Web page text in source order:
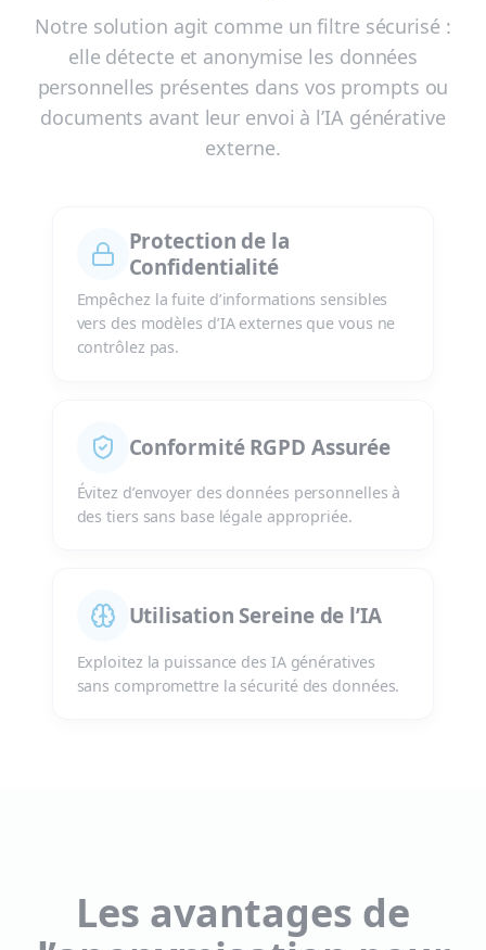
Notre solution agit comme un filtre sécurisé :
elle détecte et anonymise les données
personnelles présentes dans vos prompts ou
documents avant leur envoi à l’IA générative
externe.
Protection de la
Confidentialité
Empêchez la fuite d’informations sensibles
vers des modèles d’IA externes que vous ne
contrôlez pas.
Conformité RGPD Assurée
Évitez d’envoyer des données personnelles à
des tiers sans base légale appropriée.
Utilisation Sereine de l’IA
Exploitez la puissance des IA génératives
sans compromettre la sécurité des données.
Les avantages de